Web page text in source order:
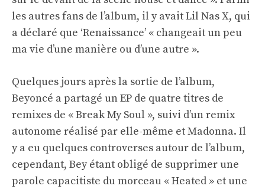
les autres fans de l’album, il y avait Lil Nas X, qui
a déclaré que ‘Renaissance’ « changeait un peu
ma vie d’une manière ou d’une autre ».
Quelques jours après la sortie de l’album,
Beyoncé a partagé un EP de quatre titres de
remixes de « Break My Soul », suivi d’un remix
autonome réalisé par elle-même et Madonna. Il
y a eu quelques controverses autour de l’album,
cependant, Bey étant obligé de supprimer une
parole capacitiste du morceau « Heated » et une